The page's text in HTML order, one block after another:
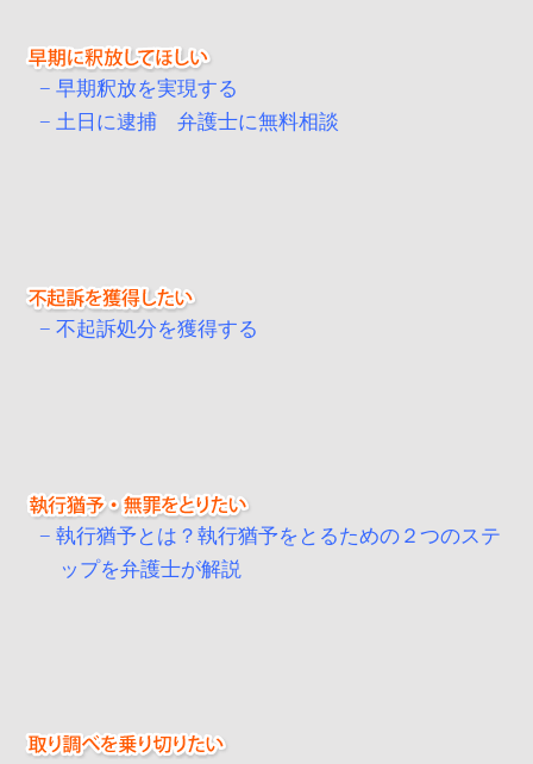
早期釈放を実現する
土日に逮捕 弁護士に無料相談
不起訴処分を獲得する
執行猶予とは？執行猶予をとるための２つのステ
ップを弁護士が解説